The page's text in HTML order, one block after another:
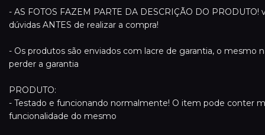
- AS FOTOS FAZEM PARTE DA DESCRIÇÃO DO
dúvidas ANTES de realizar a compra!
- Os produtos são enviados com lacre de garantia, o mesmo
perder a garantia
PRODUTO:
- Testado e funcionando normalmente! O item pode conter
funcionalidade do mesmo